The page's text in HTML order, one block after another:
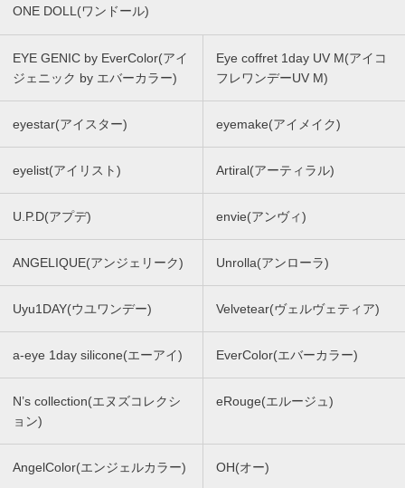
ONE DOLL(ワンドール)
EYE GENIC by EverColor(アイ
ジェニック by エバーカラー)
Eye coffret 1day UV M(アイコ
フレワンデーUV M)
eyestar(アイスター) eyemake(アイメイク)
eyelist(アイリスト) Artiral(アーティラル)
U.P.D(アプデ) envie(アンヴィ)
ANGELIQUE(アンジェリーク) Unrolla(アンローラ)
Uyu1DAY(ウユワンデー) Velvetear(ヴェルヴェティア)
a-eye 1day silicone(エーアイ) EverColor(エバーカラー)
N’s collection(エヌズコレクシ
ョン)
eRouge(エルージュ)
AngelColor(エンジェルカラー) OH(オー)